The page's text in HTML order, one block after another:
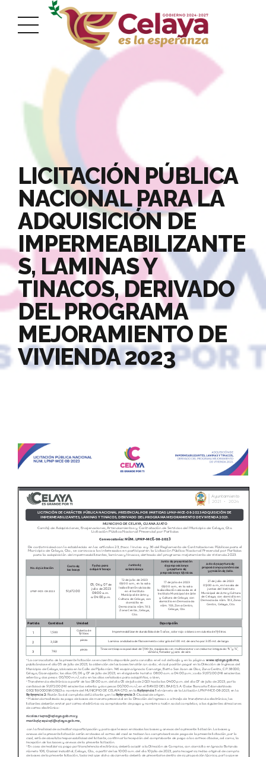
LICITACIÓN PÚBLICA
NACIONAL PARA LA
ADQUISICIÓN DE
IMPERMEABILIZANTE
S, LAMINAS Y
TINACOS, DERIVADO
DEL PROGRAMA
MEJORAMIENTO DE
VIVIENDA 2023